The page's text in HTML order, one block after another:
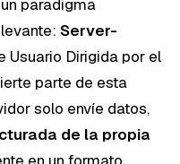
paradigma
Server-
Usuario Dirigida por el
parte de esta
solo envíe datos,
de la propia
en un formato